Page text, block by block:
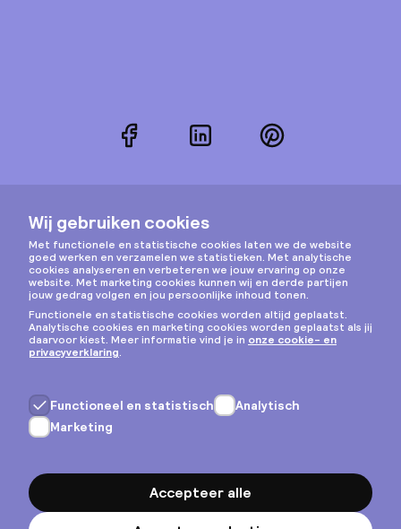
FacebookLinkedInPinterest
Instagram
Privacy & cookies
Algemene voorwaarden